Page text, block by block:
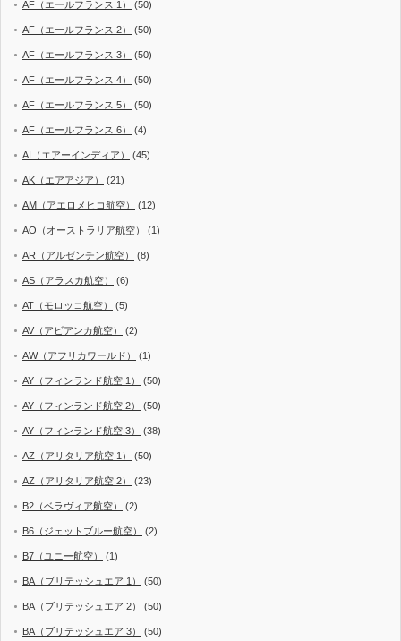
AF（エールフランス 1） (50)
AF（エールフランス 2） (50)
AF（エールフランス 3） (50)
AF（エールフランス 4） (50)
AF（エールフランス 5） (50)
AF（エールフランス 6） (4)
AI（エアーインディア） (45)
AK（エアアジア） (21)
AM（アエロメヒコ航空） (12)
AO（オーストラリア航空） (1)
AR（アルゼンチン航空） (8)
AS（アラスカ航空） (6)
AT（モロッコ航空） (5)
AV（アビアンカ航空） (2)
AW（アフリカワールド） (1)
AY（フィンランド航空 1） (50)
AY（フィンランド航空 2） (50)
AY（フィンランド航空 3） (38)
AZ（アリタリア航空 1） (50)
AZ（アリタリア航空 2） (23)
B2（ベラヴィア航空） (2)
B6（ジェットブルー航空） (2)
B7（ユニー航空） (1)
BA（ブリテッシュエア 1） (50)
BA（ブリテッシュエア 2） (50)
BA（ブリテッシュエア 3） (50)